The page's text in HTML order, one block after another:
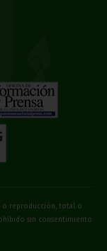
o reproducción, total o
sin consentimiento